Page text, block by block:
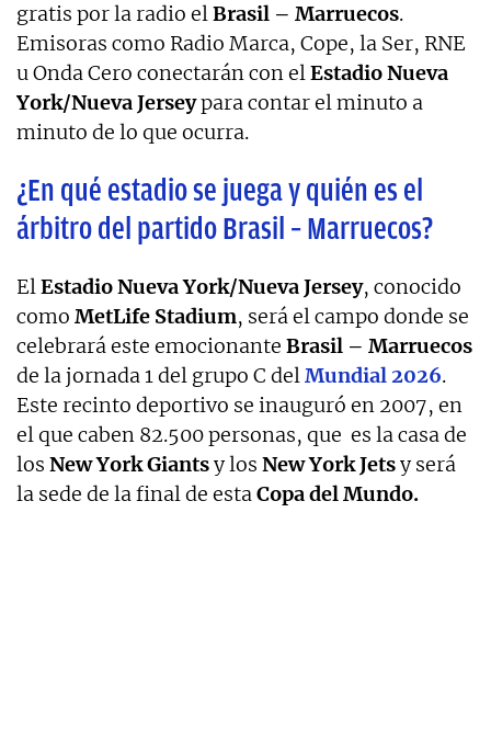
gratis por la radio elBrasil – Marruecos.
Emisoras como Radio Marca, Cope, la Ser, RNE
u Onda Cero conectarán con elEstadio Nueva
York/Nueva Jerseypara contar el minuto a
minuto de lo que ocurra.
¿En qué estadio se juega y quién es el
árbitro del partido Brasil – Marruecos?
ElEstadio Nueva York/Nueva Jersey, conocido
como MetLife Stadium, será el campo donde se
celebrará este emocionante Brasil – Marruecos
de la jornada 1 del grupo C delMundial 2026.
Este recinto deportivo se inauguró en 2007, en
el que caben 82.500 personas, que es la casa de
los New York Giantsy los New York Jetsy será
la sede de la final de estaCopa del Mundo.